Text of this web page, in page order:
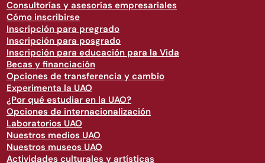
Consultorías y asesorías empresariales
Cómo inscribirse
Inscripción para pregrado
Inscripción para posgrado
Inscripción para educación para la Vida
Becas y financiación
Opciones de transferencia y cambio
Experimenta la UAO
¿Por qué estudiar en la UAO?
Opciones de internacionalización
Laboratorios UAO
Nuestros medios UAO
Nuestros museos UAO
Actividades culturales y artísticas